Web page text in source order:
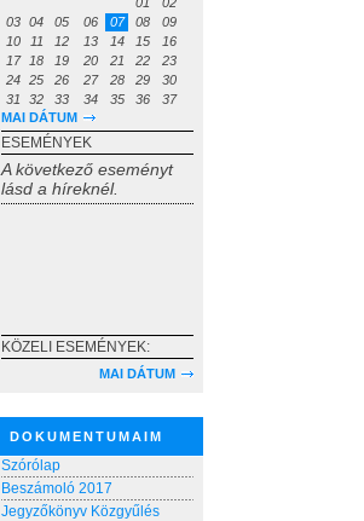
03 04 05 06 07 08
09
10
11 12 13 14 15
16
17
18 19 20 21 22
23
24 25 26 27 28 29
30
31
32 33 34 35 36
37
MAI DÁTUM
ESEMÉNYEK
A következő eseményt
lásd a híreknél.
KÖZELI ESEMÉNYEK:
MAI DÁTUM
DOKUMENTUMAIM
Szórólap
Beszámoló 2017
Jegyzőkönyv Közgyűlés